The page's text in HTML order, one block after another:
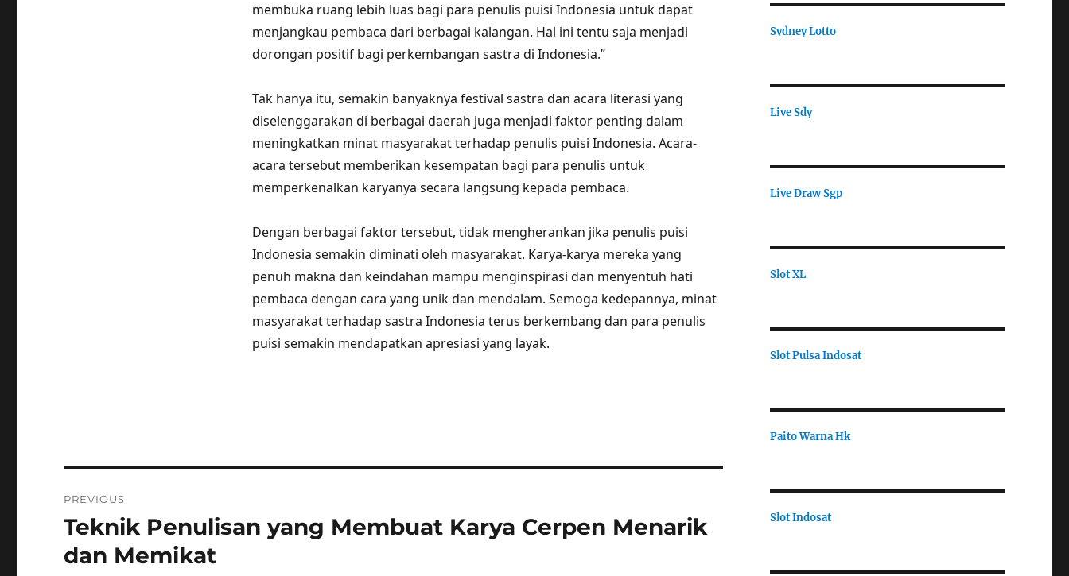
membuka ruang lebih luas bagi para penulis puisi Indonesia untuk dapat
menjangkau pembaca dari berbagai kalangan. Hal ini tentu saja menjadi
dorongan positif bagi perkembangan sastra di Indonesia.”
Tak hanya itu, semakin banyaknya festival sastra dan acara literasi yang
diselenggarakan di berbagai daerah juga menjadi faktor penting dalam
meningkatkan minat masyarakat terhadap penulis puisi Indonesia. Acara-
acara tersebut memberikan kesempatan bagi para penulis untuk
memperkenalkan karyanya secara langsung kepada pembaca.
Dengan berbagai faktor tersebut, tidak mengherankan jika penulis puisi
Indonesia semakin diminati oleh masyarakat. Karya-karya mereka yang
penuh makna dan keindahan mampu menginspirasi dan menyentuh hati
pembaca dengan cara yang unik dan mendalam. Semoga kedepannya, minat
masyarakat terhadap sastra Indonesia terus berkembang dan para penulis
puisi semakin mendapatkan apresiasi yang layak.
navigation
PREVIOUS
Previous
post:
Teknik Penulisan yang Membuat Karya Cerpen Menarik
dan Memikat
Sydney Lotto
Live Sdy
Live Draw Sgp
Slot XL
Slot Pulsa Indosat
Paito Warna Hk
Slot Indosat